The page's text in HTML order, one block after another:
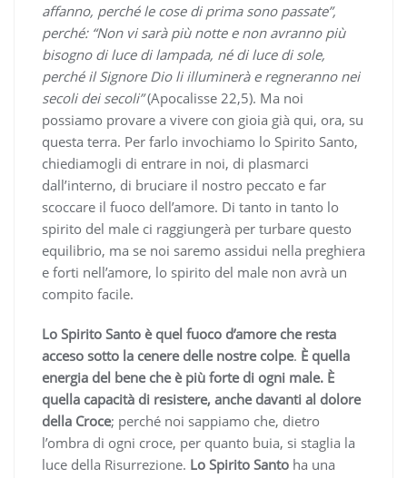
affanno, perché le cose di prima sono passate”,
perché: “Non vi sarà più notte e non avranno più
bisogno di luce di lampada, né di luce di sole,
perché il Signore Dio li illuminerà e regneranno nei
secoli dei secoli”(Apocalisse 22,5). Ma noi
possiamo provare a vivere con gioia già qui, ora, su
questa terra. Per farlo invochiamo lo Spirito Santo,
chiediamogli di entrare in noi, di plasmarci
dall’interno, di bruciare il nostro peccato e far
scoccare il fuoco dell’amore. Di tanto in tanto lo
spirito del male ci raggiungerà per turbare questo
equilibrio, ma se noi saremo assidui nella preghiera
e forti nell’amore, lo spirito del male non avrà un
compito facile.
Lo Spirito Santo è quel fuoco d’amore che resta
acceso sotto la cenere delle nostre colpe. È quella
energia del bene che è più forte di ogni male. È
quella capacità di resistere, anche davanti al dolore
della Croce; perché noi sappiamo che, dietro
l’ombra di ogni croce, per quanto buia, si staglia la
luce della Risurrezione. Lo Spirito Santo ha una